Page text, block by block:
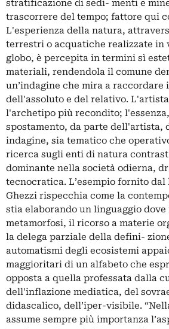
stratificazione di sedi- menti e
trascorrere del tempo; fattore qui
L'esperienza della natura,
terrestri o acquatiche realizzate in
globo, è percepita in termini sì
materiali, rendendola il comune
un’indagine che mira a raccordare
dell'assoluto e del relativo.
l'archetipo più recondito;
spostamento, da parte dell'artista,
indagine, sia tematico che
ricerca sugli enti di natura
dominante nella società odierna,
tecnocratica. L’esempio fornito
Ghezzi rispecchia come la
stia elaborando un linguaggio
metamorfosi, il ricorso a materie
la delega parziale della defini-
automatismi degli ecosistemi
maggioritari di un alfabeto che
opposta a quella professata dalla
dell'inflazione mediatica, del
didascalico, dell’iper-visibile.
assume sempre più importanza